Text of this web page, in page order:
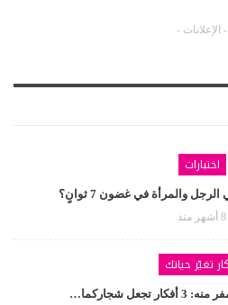
- الإعلانات -
اختبارات
والمرأة في غضون 7 ثوانٍ؟
8 أشهر منذ
تغيّر حياتك
شجاركما…